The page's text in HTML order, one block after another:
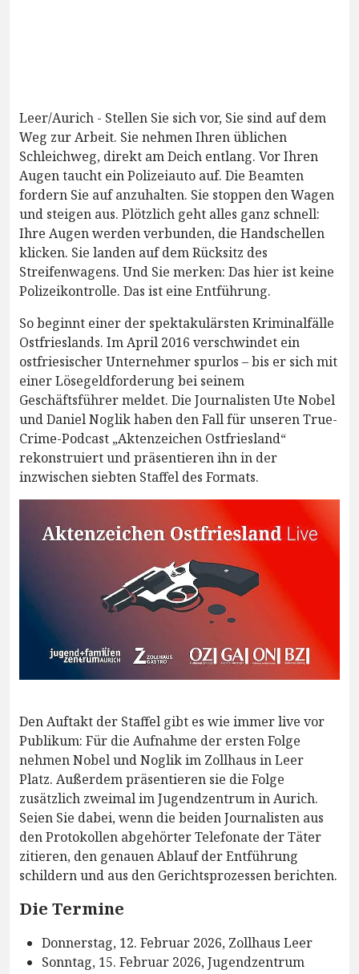
Leer/Aurich - Stellen Sie sich vor, Sie sind auf dem
Weg zur Arbeit. Sie nehmen Ihren üblichen
Schleichweg, direkt am Deich entlang. Vor Ihren
Augen taucht ein Polizeiauto auf. Die Beamten
fordern Sie auf anzuhalten. Sie stoppen den Wagen
und steigen aus. Plötzlich geht alles ganz schnell:
Ihre Augen werden verbunden, die Handschellen
klicken. Sie landen auf dem Rücksitz des
Streifenwagens. Und Sie merken: Das hier ist keine
Polizeikontrolle. Das ist eine Entführung.
So beginnt einer der spektakulärsten Kriminalfälle
Ostfrieslands. Im April 2016 verschwindet ein
ostfriesischer Unternehmer spurlos – bis er sich mit
einer Lösegeldforderung bei seinem
Geschäftsführer meldet. Die Journalisten Ute Nobel
und Daniel Noglik haben den Fall für unseren True-
Crime-Podcast „Aktenzeichen Ostfriesland“
rekonstruiert und präsentieren ihn in der
inzwischen siebten Staffel des Formats.
Den Auftakt der Staffel gibt es wie immer live vor
Publikum: Für die Aufnahme der ersten Folge
nehmen Nobel und Noglik im Zollhaus in Leer
Platz. Außerdem präsentieren sie die Folge
zusätzlich zweimal im Jugendzentrum in Aurich.
Seien Sie dabei, wenn die beiden Journalisten aus
den Protokollen abgehörter Telefonate der Täter
zitieren, den genauen Ablauf der Entführung
schildern und aus den Gerichtsprozessen berichten.
Die Termine
Donnerstag, 12. Februar 2026, Zollhaus Leer
Sonntag, 15. Februar 2026, Jugendzentrum